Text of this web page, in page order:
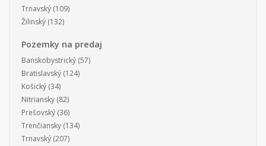
Trnavský (109)
Žilinský (132)
Pozemky na predaj
Banskobystrický (57)
Bratislavský (124)
Košický (34)
Nitriansky (82)
Prešovský (36)
Trenčiansky (134)
Trnavský (207)